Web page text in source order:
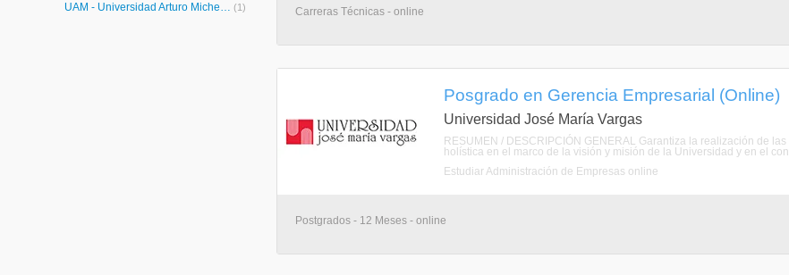
UAM - Universidad Arturo Michelena (1) Carreras Técnicas - online
Posgrado en Gerencia Empresarial (Online)
Universidad José María Vargas
RESUMEN / DESCRIPCIÓN GENERAL Garantiza la realización de
holística en el marco de la visión y misión de la Universidad y en el
Estudiar Administración de Empresas online
Postgrados - 12 Meses - online